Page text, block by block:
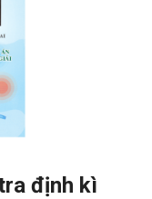
định kì